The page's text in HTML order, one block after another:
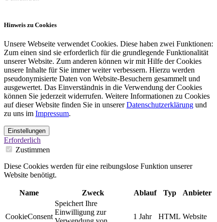
Hinweis zu Cookies
Unsere Webseite verwendet Cookies. Diese haben zwei Funktionen:
Zum einen sind sie erforderlich für die grundlegende Funktionalität
unserer Website. Zum anderen können wir mit Hilfe der Cookies
unsere Inhalte für Sie immer weiter verbessern. Hierzu werden
pseudonymisierte Daten von Website-Besuchern gesammelt und
ausgewertet. Das Einverständnis in die Verwendung der Cookies
können Sie jederzeit widerrufen. Weitere Informationen zu Cookies
auf dieser Website finden Sie in unsererDatenschutzerklärung und
zu uns im Impressum.
Einstellungen
Erforderlich
Zustimmen
Diese Cookies werden für eine reibungslose Funktion unserer
Website benötigt.
Name Zweck Ablauf Typ Anbieter
CookieConsent
Speichert Ihre
Einwilligung zur
1 Jahr HTML Website